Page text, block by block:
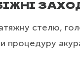
стелю,
процедуру